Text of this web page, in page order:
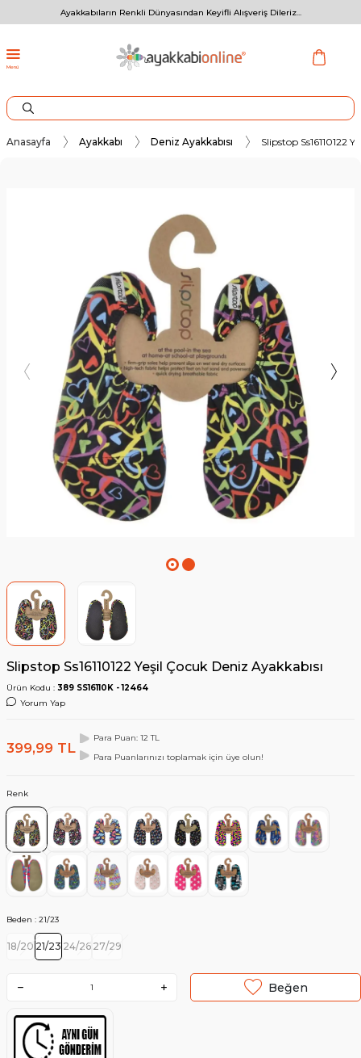
Ayakkabıların Renkli Dünyasından Keyifli Alışveriş Dileriz...
Menü
Anasayfa Ayakkabı Deniz Ayakkabısı Slipstop Ss16110122
Slipstop Ss16110122 Yeşil Çocuk Deniz Ayakkabısı
Ürün Kodu : 389 SS16110K - 12464
Yorum Yap
399,99 TL
Para Puan: 12 TL
Para Puanlarınızı toplamak için üye olun!
Renk
Beden : 21/23
18/20 21/23 24/26 27/29
Beğen